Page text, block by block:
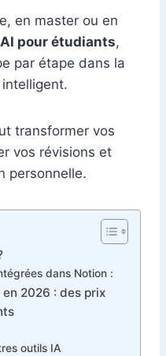
en master ou en
pour étudiants,
par étape dans la
transformer vos
vos révisions et
personnelle.
dans Notion :
2026 : des prix
outils IA